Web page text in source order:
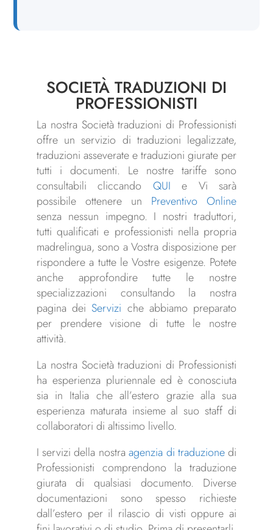
SOCIETÀ TRADUZIONI DI
PROFESSIONISTI
La nostra Società traduzioni di Professionisti
offre un servizio di traduzioni legalizzate,
traduzioni asseverate e traduzioni giurate per
tutti i documenti. Le nostre tariffe sono
consultabili cliccando QUI e Vi sarà
possibile ottenere un Preventivo Online
senza nessun impegno. I nostri traduttori,
tutti qualificati e professionisti nella propria
madrelingua, sono a Vostra disposizione per
rispondere a tutte le Vostre esigenze. Potete
anche approfondire tutte le nostre
specializzazioni consultando la nostra
pagina dei Servizi che abbiamo preparato
per prendere visione di tutte le nostre
attività.
La nostra Società traduzioni di Professionisti
ha esperienza pluriennale ed è conosciuta
sia in Italia che all’estero grazie alla sua
esperienza maturata insieme al suo staff di
collaboratori di altissimo livello.
I servizi della nostraagenzia di traduzionedi
Professionisti comprendono la traduzione
giurata di qualsiasi documento. Diverse
documentazioni sono spesso richieste
dall’estero per il rilascio di visti oppure ai